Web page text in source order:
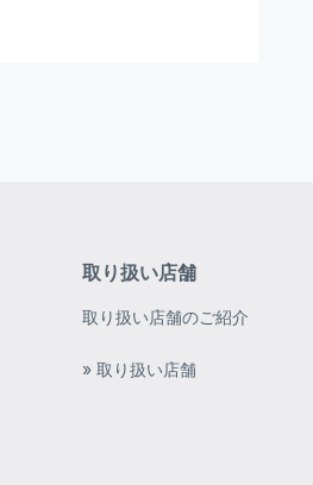
取り扱い店舗
取り扱い店舗のご紹介
» 取り扱い店舗